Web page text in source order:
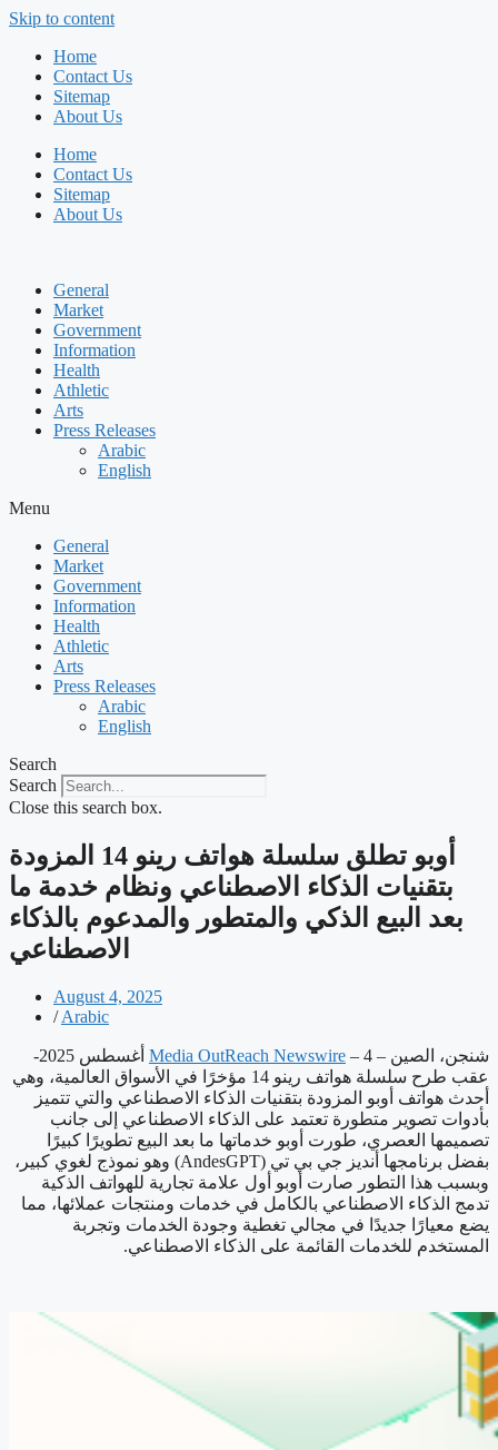
Skip to content
Home
Contact Us
Sitemap
About Us
Home
Contact Us
Sitemap
About Us
General
Market
Government
Information
Health
Athletic
Arts
Press Releases
Arabic
English
Menu
General
Market
Government
Information
Health
Athletic
Arts
Press Releases
Arabic
English
Search
Search
Close this search box.
‫أوبو تطلق سلسلة هواتف رينو 14 المزودة
بتقنيات الذكاء الاصطناعي ونظام خدمة ما
بعد البيع الذكي والمتطور والمدعوم بالذكاء
الاصطناعي
August 4, 2025
/ Arabic
شنجن، الصين – Media OutReach Newswire
– 4 أغسطس 2025-
عقب طرح سلسلة هواتف رينو 14 مؤخرًا في الأسواق العالمية، وهي
أحدث هواتف أوبو المزودة بتقنيات الذكاء الاصطناعي والتي تتميز
بأدوات تصوير متطورة تعتمد على الذكاء الاصطناعي إلى جانب
تصميمها العصري، طورت أوبو خدماتها ما بعد البيع تطويرًا كبيرًا
بفضل برنامجها أنديز جي بي تي (AndesGPT) وهو نموذج لغوي كبير،
وبسبب هذا التطور صارت أوبو أول علامة تجارية للهواتف الذكية
تدمج الذكاء الاصطناعي بالكامل في خدمات ومنتجات عملائها، مما
يضع معيارًا جديدًا في مجالي تغطية وجودة الخدمات وتجربة
المستخدم للخدمات القائمة على الذكاء الاصطناعي.